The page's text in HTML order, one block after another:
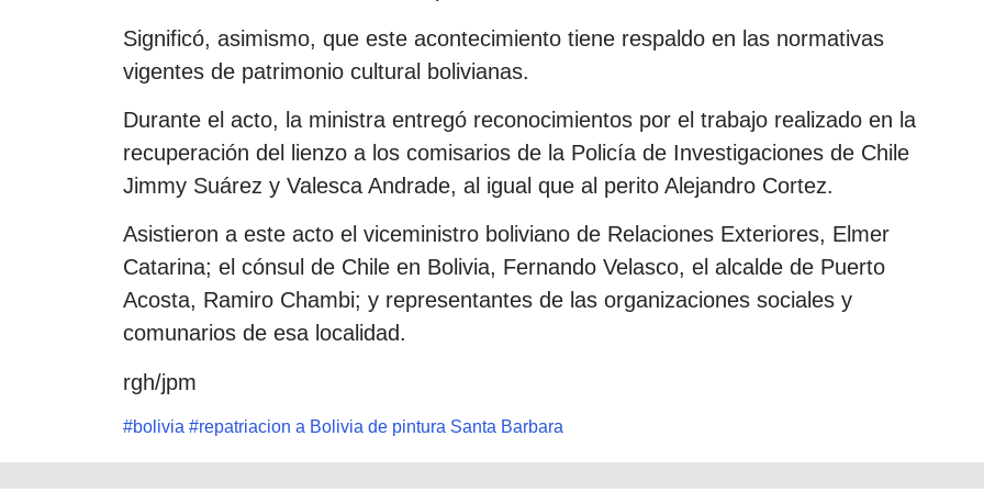
Significó, asimismo, que este acontecimiento tiene respaldo en las normativas
vigentes de patrimonio cultural bolivianas.
Durante el acto, la ministra entregó reconocimientos por el trabajo realizado en la
recuperación del lienzo a los comisarios de la Policía de Investigaciones de Chile
Jimmy Suárez y Valesca Andrade, al igual que al perito Alejandro Cortez.
Asistieron a este acto el viceministro boliviano de Relaciones Exteriores, Elmer
Catarina; el cónsul de Chile en Bolivia, Fernando Velasco, el alcalde de Puerto
Acosta, Ramiro Chambi; y representantes de las organizaciones sociales y
comunarios de esa localidad.
rgh/jpm
#bolivia #repatriacion a Bolivia de pintura Santa Barbara